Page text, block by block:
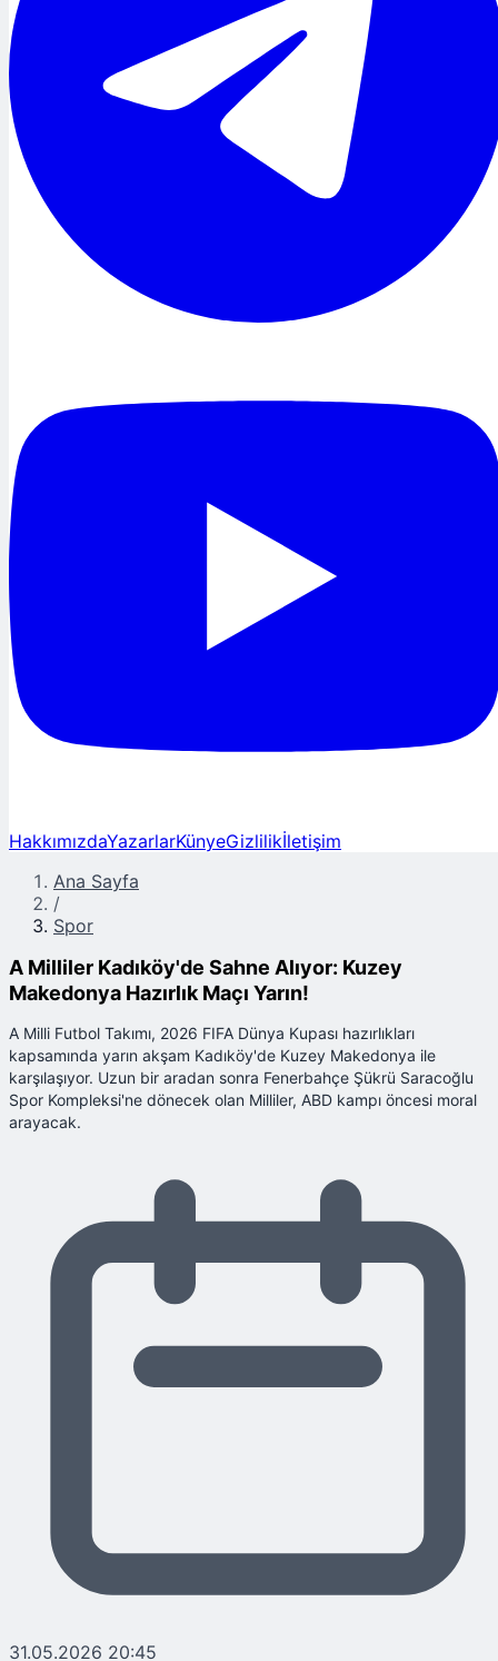
HakkımızdaYazarlarKünyeGizlilikİletişim
Ana Sayfa
/
Spor
A Milliler Kadıköy'de Sahne Alıyor: Kuzey
Makedonya Hazırlık Maçı Yarın!
A Milli Futbol Takımı, 2026 FIFA Dünya Kupası hazırlıkları
kapsamında yarın akşam Kadıköy'de Kuzey Makedonya ile
karşılaşıyor. Uzun bir aradan sonra Fenerbahçe Şükrü Saracoğlu
Spor Kompleksi'ne dönecek olan Milliler, ABD kampı öncesi moral
arayacak.
31.05.2026 20:45